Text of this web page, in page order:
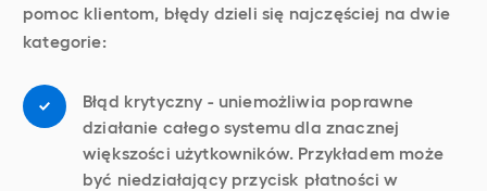
pomoc klientom, błędy dzieli się najczęściej na dwie
kategorie:
Błąd krytyczny - uniemożliwia poprawne
działanie całego systemu dla znacznej
większości użytkowników. Przykładem może
być niedziałający przycisk płatności w